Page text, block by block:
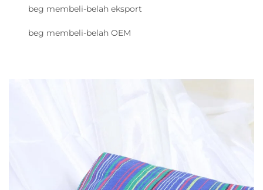
beg membeli-belah eksport
beg membeli-belah OEM